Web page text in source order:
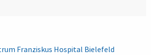
Franziskus Hospital Bielefeld